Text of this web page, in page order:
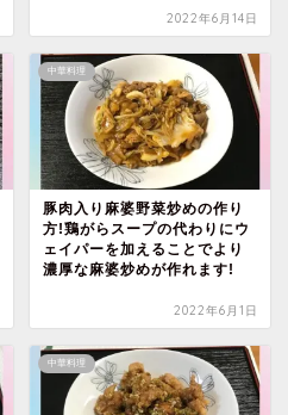
2022年6月14日
中華料理
豚肉入り麻婆野菜炒めの作り
方!鶏がらスープの代わりにウ
ェイパーを加えることでより
濃厚な麻婆炒めが作れます!
2022年6月1日
中華料理